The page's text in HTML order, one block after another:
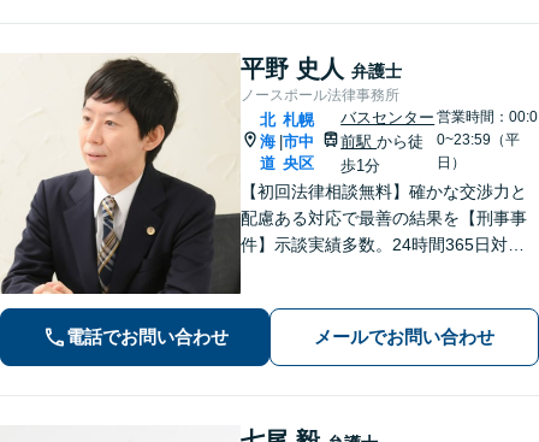
平野 史人 弁護士
ノースポール法律事務所
北
海
道
|
札幌
市中
央区
バスセンター
前駅から徒
歩1分
営業時間：00:0
0~23:59（平
日）
【初回法律相談無料】確かな交渉力と
配慮ある対応で最善の結果を【刑事事
件】示談実績多数。24時間365日対応
経験あり。【バスセンター前駅3番出口
徒歩1分】
電話でお問い合わせ メールでお問い合わせ